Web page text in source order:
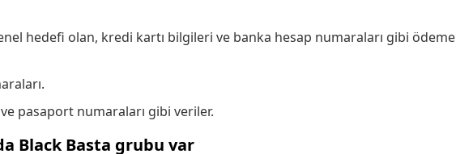
hedefi olan, kredi kartı bilgileri ve banka hesap numaraları gibi ödeme
pasaport numaraları gibi veriler.
Black Basta grubu var